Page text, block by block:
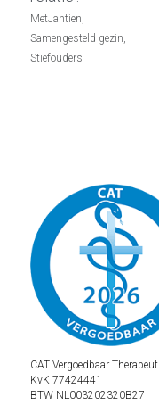
MetJantien,
Samengesteld gezin,
Stiefouders
CAT Vergoedbaar Therapeut
KvK 77424441
BTW NL003202320B27